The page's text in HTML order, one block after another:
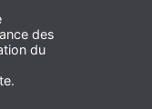
des
du